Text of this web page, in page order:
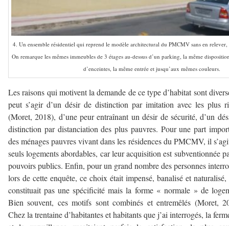
4. Un ensemble résidentiel qui reprend le modèle architectural du PMCMV sans en relever,
On remarque les mêmes immeubles de 3 étages au-dessus d’un parking, la même
d’enceintes, la même entrée et jusqu’aux mêmes couleurs.
Les raisons qui motivent la demande de ce type d’habitat sont
peut s’agir d’un désir de distinction par imitation avec les plus
(Moret, 2018), d’une peur entraînant un désir de sécurité, d’un
distinction par distanciation des plus pauvres. Pour une part
des ménages pauvres vivant dans les résidences du PMCMV, il
seuls logements abordables, car leur acquisition est subventionnée
pouvoirs publics. Enfin, pour un grand nombre des personnes
lors de cette enquête, ce choix était impensé, banalisé et
constituait pas une spécificité mais la forme « normale » de
Bien souvent, ces motifs sont combinés et entremêlés (Moret,
Chez la trentaine d’habitantes et habitants que j’ai interrogés, la